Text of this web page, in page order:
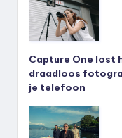
Capture One lost
draadloos
je telefoon